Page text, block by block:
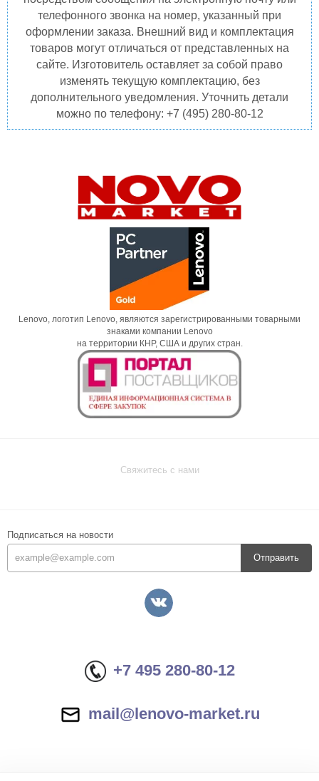
телефонного звонка на номер, указанный при
оформлении заказа. Внешний вид и комплектация
товаров могут отличаться от представленных на
сайте. Изготовитель оставляет за собой право
изменять текущую комплектацию, без
дополнительного уведомления. Уточнить детали
можно по телефону: +7 (495) 280-80-12
Lenovo, логотип Lenovo, являются зарегистрированными товарными
знаками компании Lenovo
на территории КНР, США и других стран.
Свяжитесь с нами
Подписаться на новости
Отправить
+7 495 280-80-12
mail@lenovo-market.ru